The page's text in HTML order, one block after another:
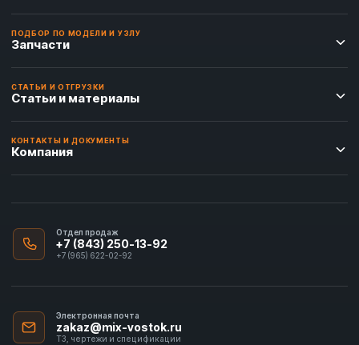
ПОДБОР ПО МОДЕЛИ И УЗЛУ
Запчасти
СТАТЬИ И ОТГРУЗКИ
Статьи и материалы
КОНТАКТЫ И ДОКУМЕНТЫ
Компания
Отдел продаж
+7 (843) 250-13-92
+7 (965) 622-02-92
Электронная почта
zakaz@mix-vostok.ru
ТЗ, чертежи и спецификации